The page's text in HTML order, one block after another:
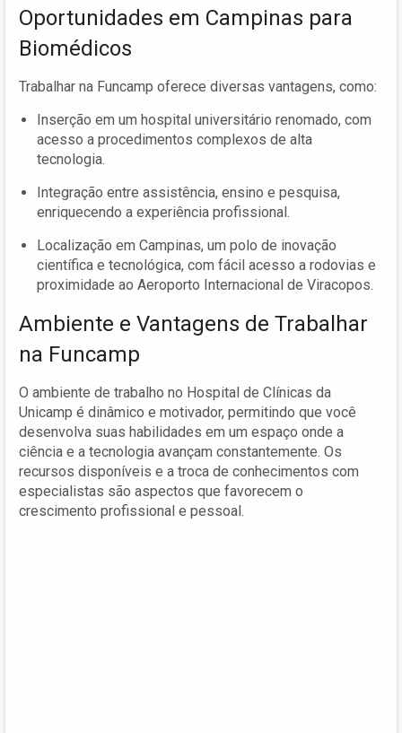
Oportunidades em Campinas para
Biomédicos
Trabalhar na Funcamp oferece diversas vantagens, como:
Inserção em um hospital universitário renomado, com
acesso a procedimentos complexos de alta
tecnologia.
Integração entre assistência, ensino e pesquisa,
enriquecendo a experiência profissional.
Localização em Campinas, um polo de inovação
científica e tecnológica, com fácil acesso a rodovias e
proximidade ao Aeroporto Internacional de Viracopos.
Ambiente e Vantagens de Trabalhar
na Funcamp
O ambiente de trabalho no Hospital de Clínicas da
Unicamp é dinâmico e motivador, permitindo que você
desenvolva suas habilidades em um espaço onde a
ciência e a tecnologia avançam constantemente. Os
recursos disponíveis e a troca de conhecimentos com
especialistas são aspectos que favorecem o
crescimento profissional e pessoal.